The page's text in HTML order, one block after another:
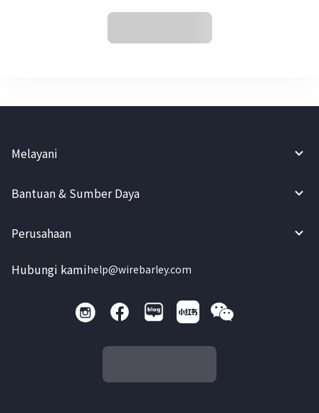
Melayani
Bantuan & Sumber Daya
Perusahaan
Hubungi kamihelp@wirebarley.com